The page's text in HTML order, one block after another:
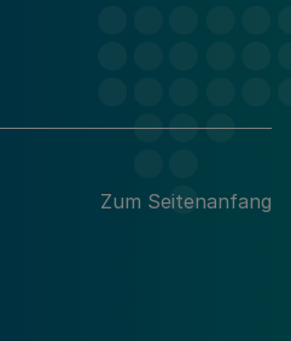
Zum Seitenanfang